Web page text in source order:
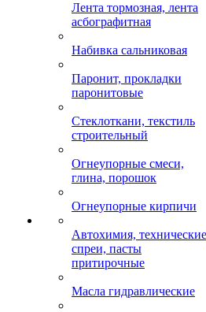
Лента тормозная, лента
асбографитная
Набивка сальниковая
Паронит, прокладки
паронитовые
Стеклоткани, текстиль
строительный
Огнеупорные смеси,
глина, порошок
Огнеупорные кирпичи
Автохимия, технические
спреи, пасты
притирочные
Масла гидравлические